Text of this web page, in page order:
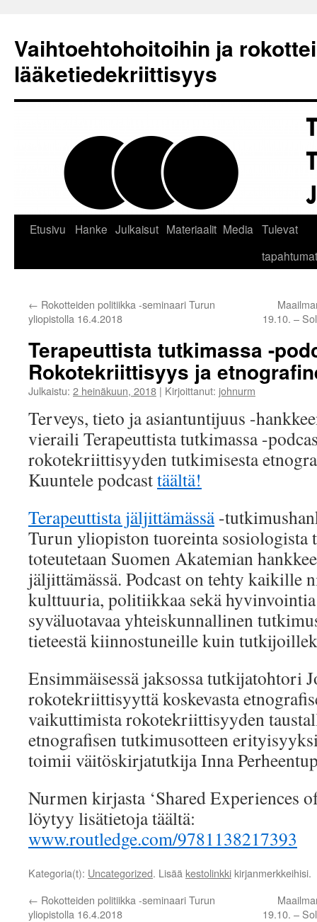
Vaihtoehtohoitoihin ja
lääketiedekriittisyys
Etusivu Hanke Julkaisut Materiaalit Media Tulevat
tapahtumat
← Rokotteiden politiikka -seminaari Turun
yliopistolla 16.4.2018
19.10. –
Terapeuttista tutkimassa -
Rokotekriittisyys ja
Julkaistu: 2 heinäkuun, 2018 | Kirjoittanut: johnurm
Terveys, tieto ja asiantuntijuus -
vieraili Terapeuttista tutkimassa -
rokotekriittisyyden tutkimisesta
Kuuntele podcasttäältä!
Terapeuttista jäljittämässä-
Turun yliopiston tuoreinta sosiologista
toteutetaan Suomen Akatemian
jäljittämässä. Podcast on tehty kaikille
kulttuuria, politiikkaa sekä
syväluotavaa yhteiskunnallinen
tieteestä kiinnostuneille kuin
Ensimmäisessä jaksossa tutkijatohtori
rokotekriittisyyttä koskevasta
vaikuttimista rokotekriittisyyden
etnografisen tutkimusotteen
toimii väitöskirjatutkija Inna
Nurmen kirjasta ‘Shared Experiences
löytyy lisätietoja täältä:
www.routledge.com/9781138217393
Kategoria(t): Uncategorized. Lisää kestolinkki kirjanmerkkeihisi.
← Rokotteiden politiikka -seminaari Turun
yliopistolla 16.4.2018
19.10. –